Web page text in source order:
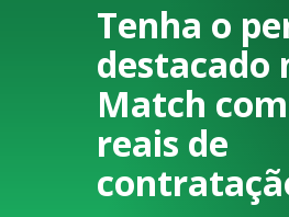
Tenha o
destacado
Match
reais de